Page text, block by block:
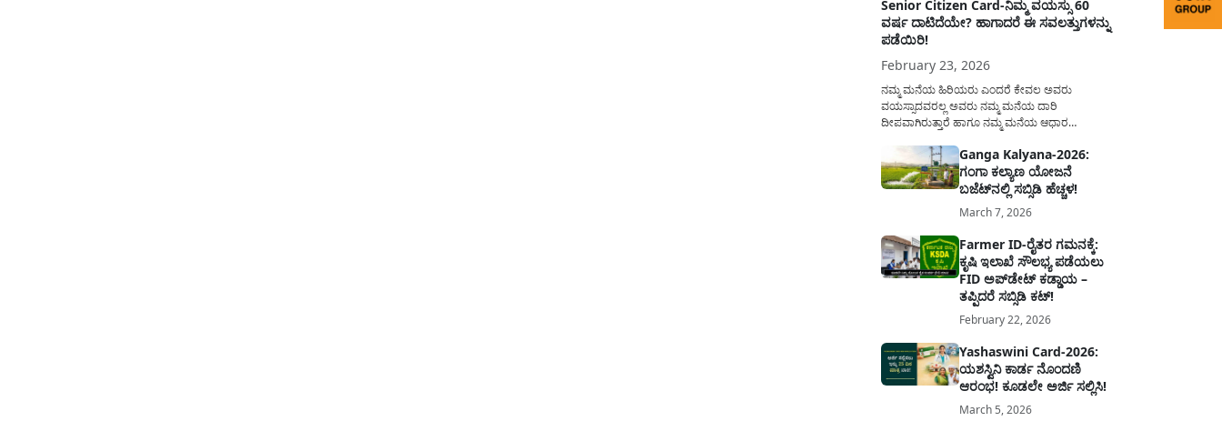
Senior Citizen Card-ನಿಮ್ಮ ವಯಸ್ಸು 60
ವರ್ಷ ದಾಟಿದೆಯೇ? ಹಾಗಾದರೆ ಈ ಸವಲತ್ತುಗಳನ್ನು
ಪಡೆಯಿರಿ!
February 23, 2026
ನಮ್ಮ ಮನೆಯ ಹಿರಿಯರು ಎಂದರೆ ಕೇವಲ ಅವರು
ವಯಸ್ಸಾದವರಲ್ಲ ಅವರು ನಮ್ಮ ಮನೆಯ ದಾರಿ
ದೀಪವಾಗಿರುತ್ತಾರೆ ಹಾಗೂ ನಮ್ಮ ಮನೆಯ ಆಧಾರ
ಸಮಾಜಕ್ಕಾಗಿ ದುಡಿತಿರುತ್ತಾರೆ ಹಾಗೆಯೇ ಅವರು ತಮ್ಮ 60
ವರ್ಷಗಳ ನಂತರದ ಜೀವನವನ್ನು ನೆಮ್ಮದಿಯಿಂದ
ಕಳೆಯಬೇಕೆಂಬುದು ಪ್ರತಿಯೊಬ್ಬರ ಕನಸಾಗಿರುತ್ತದೆ ಆದ್ದರಿಂದ
ಸರ್ಕಾರವು ಹಿರಿಯ ನಾಗರಿಕರ ಗುರುತಿನ ಚೀಟಿ...
Ganga Kalyana-2026:
ಗಂಗಾ ಕಲ್ಯಾಣ ಯೋಜನೆ
ಬಜೆಟ್‌ನಲ್ಲಿ ಸಬ್ಸಿಡಿ ಹೆಚ್ಚಳ!
March 7, 2026
Farmer ID-ರೈತರ ಗಮನಕ್ಕೆ:
ಕೃಷಿ ಇಲಾಖೆ ಸೌಲಭ್ಯ ಪಡೆಯಲು
FID ಅಪ್‌ಡೇಟ್ ಕಡ್ಡಾಯ –
ತಪ್ಪಿದರೆ ಸಬ್ಸಿಡಿ ಕಟ್!
February 22, 2026
Yashaswini Card-2026:
ಯಶಸ್ವಿನಿ ಕಾರ್ಡ ನೊಂದಣಿ
ಆರಂಭ! ಕೂಡಲೇ ಅರ್ಜಿ ಸಲ್ಲಿಸಿ!
March 5, 2026